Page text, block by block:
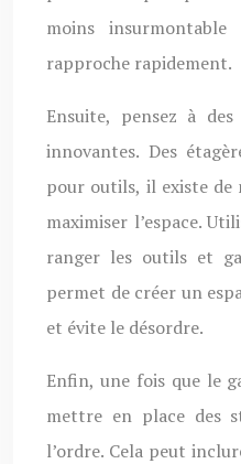
moins
rapproche rapidement.
Ensuite, pensez à
innovantes. Des
pour outils, il existe de
maximiser l’espace.
ranger les outils et
permet de créer un
et évite le désordre.
Enfin, une fois que le
mettre en place des
l’ordre. Cela peut